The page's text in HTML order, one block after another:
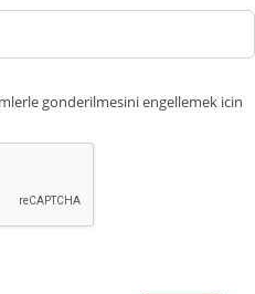
gonderilmesini engellemek icin